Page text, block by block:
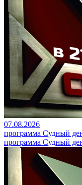
07.08.2026
программа Судный
программа Судный